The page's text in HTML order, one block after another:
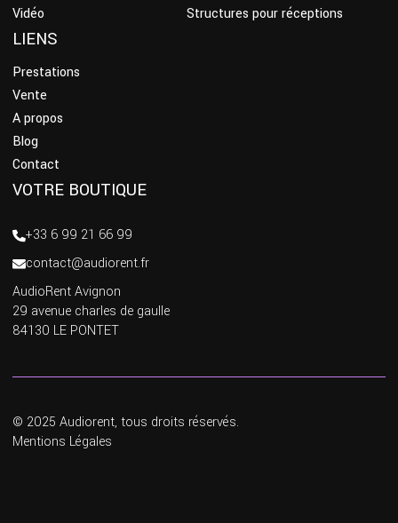
Vidéo
Structures pour réceptions
LIENS
Prestations
Vente
A propos
Blog
Contact
VOTRE BOUTIQUE
+33 6 99 21 66 99
contact@audiorent.fr
AudioRent Avignon
29 avenue charles de gaulle
84130 LE PONTET
© 2025 Audiorent, tous droits réservés.
Mentions Légales